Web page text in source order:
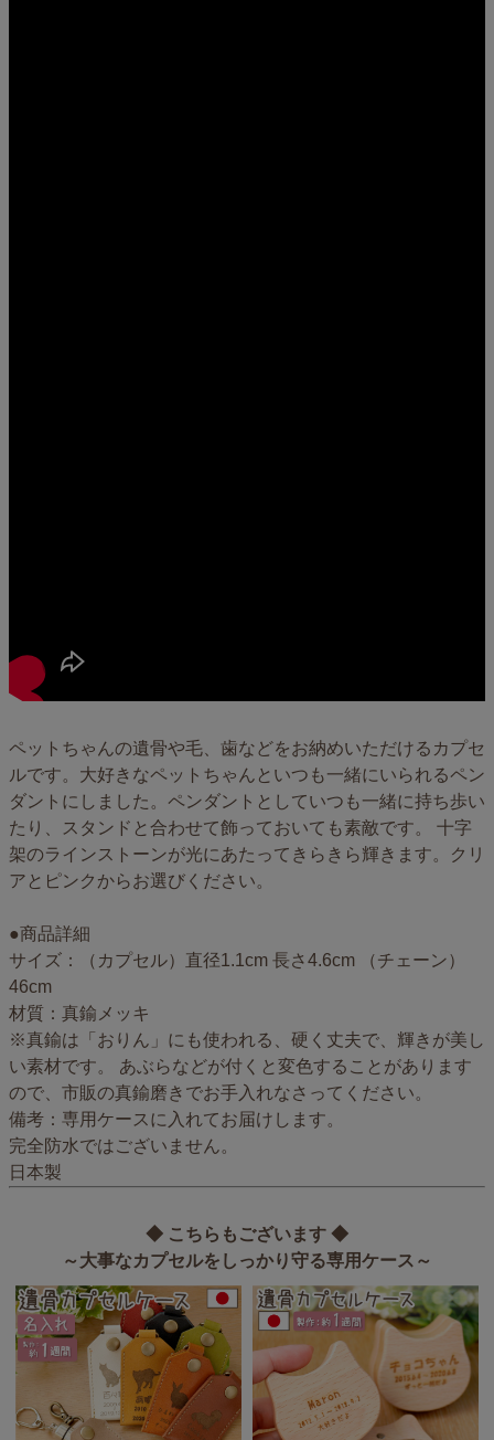
ペットちゃんの遺骨や毛、歯などをお納めいただけるカプセ
ルです。大好きなペットちゃんといつも一緒にいられるペン
ダントにしました。ペンダントとしていつも一緒に持ち歩い
たり、スタンドと合わせて飾っておいても素敵です。 十字
架のラインストーンが光にあたってきらきら輝きます。クリ
アとピンクからお選びください。
●商品詳細
サイズ：（カプセル）直径1.1cm 長さ4.6cm （チェーン）
46cm
材質：真鍮メッキ
※真鍮は「おりん」にも使われる、硬く丈夫で、輝きが美し
い素材です。 あぶらなどが付くと変色することがあります
ので、市販の真鍮磨きでお手入れなさってください。
備考：専用ケースに入れてお届けします。
完全防水ではございません。
日本製
◆ こちらもございます ◆
～大事なカプセルをしっかり守る専用ケース～